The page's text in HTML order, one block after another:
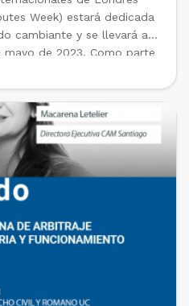
Week) estará dedicada
cambiante y se llevará a
mayo de 2023. Como parte
el martes 16 de mayo en